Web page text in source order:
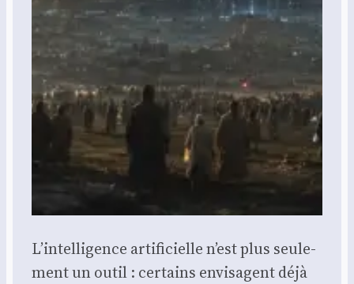
L’intelligence arti­fi­cielle n’est plus seule­
ment un outil : cer­tains envi­sagent déjà